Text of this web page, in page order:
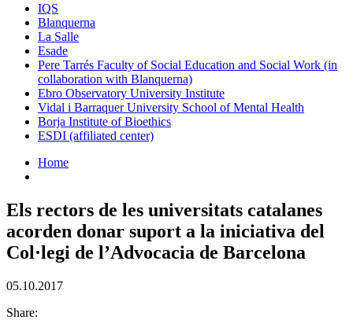
IQS
Blanquerna
La Salle
Esade
Pere Tarrés Faculty of Social Education and Social Work (in
collaboration with Blanquerna)
Ebro Observatory University Institute
Vidal i Barraquer University School of Mental Health
Borja Institute of Bioethics
ESDI (affiliated center)
Home
Els rectors de les universitats catalanes
acorden donar suport a la iniciativa del
Col·legi de l’Advocacia de Barcelona
05.10.2017
Share: